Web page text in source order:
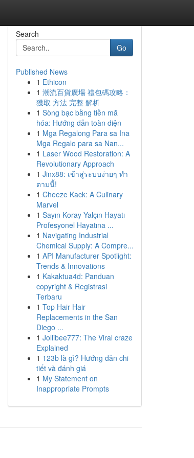
Search
Go
Published News
1 Ethicon
1 潮流百貨廣場 禮包碼攻略：
獲取 方法 完整 解析
1 Sòng bạc bằng tiền mã
hóa: Hướng dẫn toàn diện
1 Mga Regalong Para sa Ina
Mga Regalo para sa Nan...
1 Laser Wood Restoration: A
Revolutionary Approach
1 Jinx88: เข้าสู่ระบบง่ายๆ ทำ
ตามนี้!
1 Cheeze Kack: A Culinary
Marvel
1 Sayın Koray Yalçın Hayatı
Profesyonel Hayatına ...
1 Navigating Industrial
Chemical Supply: A Compre...
1 API Manufacturer Spotlight:
Trends & Innovations
1 Kakaktua4d: Panduan
copyright & Registrasi
Terbaru
1 Top Hair Hair
Replacements in the San
Diego ...
1 Jollibee777: The Viral craze
Explained
1 123b là gì? Hướng dẫn chi
tiết và đánh giá
1 My Statement on
Inappropriate Prompts